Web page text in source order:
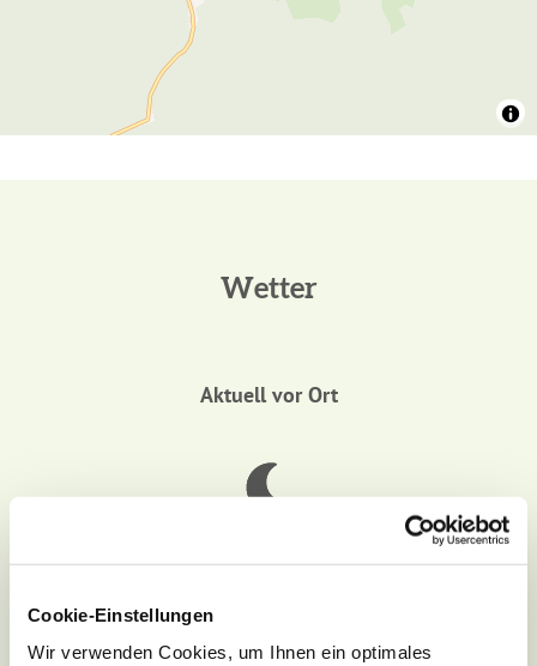
Cookie-Einstellungen
Wir verwenden Cookies, um Ihnen ein optimales
Wetter
Aktuell vor Ort